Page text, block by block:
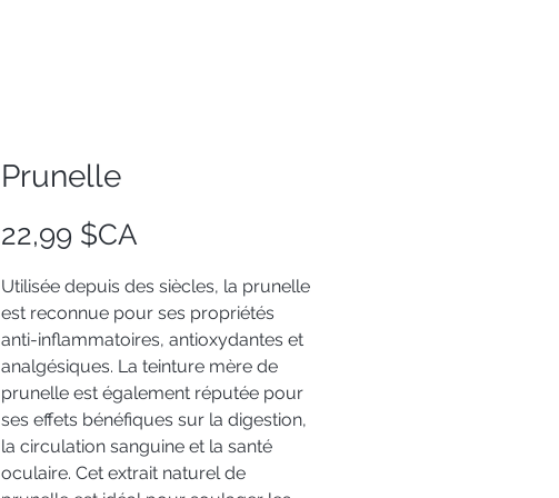
Prunelle
22,99 $CA
Utilisée depuis des siècles, la prunelle
est reconnue pour ses propriétés
anti-inflammatoires, antioxydantes et
analgésiques. La teinture mère de
prunelle est également réputée pour
ses effets bénéfiques sur la digestion,
la circulation sanguine et la santé
oculaire. Cet extrait naturel de